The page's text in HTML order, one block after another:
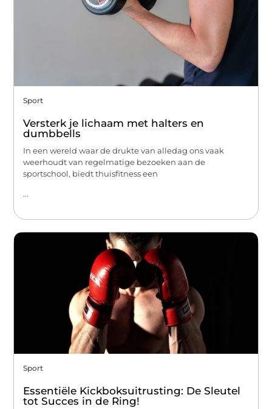
Sport
Versterk je lichaam met halters en
dumbbells
In een wereld waar de drukte van alledag ons vaak
weerhoudt van regelmatige bezoeken aan de
sportschool, biedt thuisfitness een
...
Sport
Essentiële Kickboksuitrusting: De Sleutel
tot Succes in de Ring!